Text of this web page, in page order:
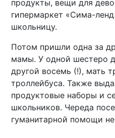
продукты, вещи для
гипермаркет «Сима-
школьницу.
Потом пришли одна за
мамы. У одной шестеро
другой восемь (!), мать
троллейбуса. Также
продуктовые наборы и
школьников. Череда
гуманитарной помощи